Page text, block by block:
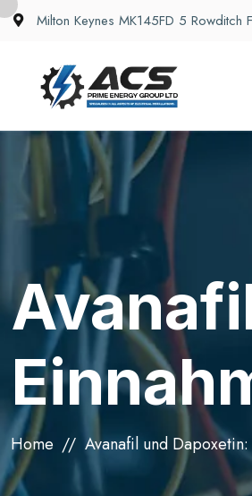
Milton Keynes MK145FD 5 Rowditch
Home Avanafil und